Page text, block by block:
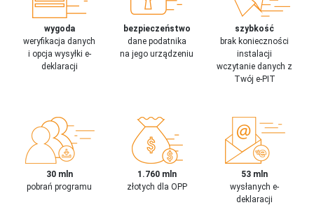
wygoda
weryfikacja danych
i opcja wysyłki e-
deklaracji
bezpieczeństwo
dane podatnika
na jego urządzeniu
szybkość
brak konieczności
instalacji
wczytanie danych z
Twój e-PIT
30 mln
pobrań programu
1.760 mln
złotych dla OPP
53 mln
wysłanych e-
deklaracji